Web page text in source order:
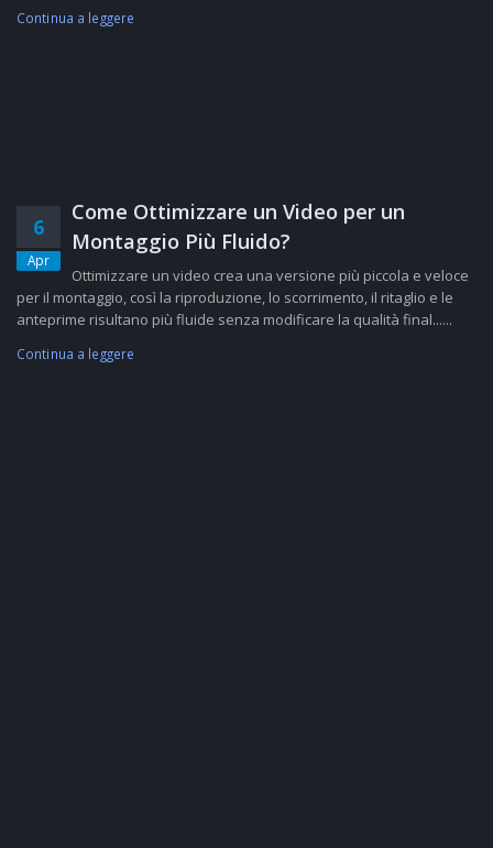
Continua a leggere
6
Apr
Come Ottimizzare un Video per un
Montaggio Più Fluido?
Ottimizzare un video crea una versione più piccola e veloce
per il montaggio, così la riproduzione, lo scorrimento, il ritaglio e le
anteprime risultano più fluide senza modificare la qualità final......
Continua a leggere